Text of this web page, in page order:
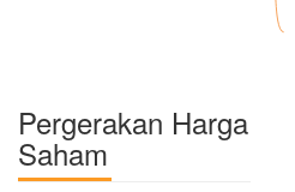
Pergerakan Harga
Saham